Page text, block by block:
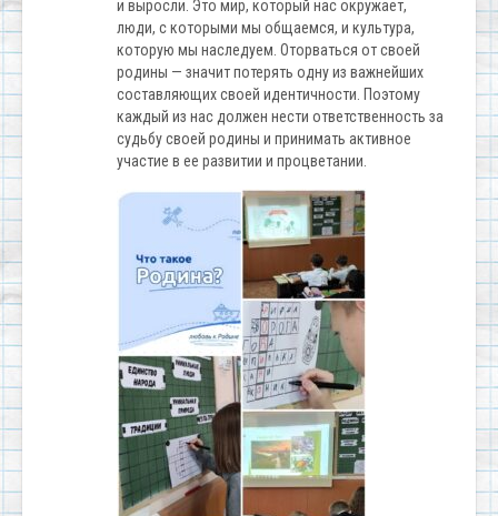
и выросли. Это мир, который нас окружает,
люди, с которыми мы общаемся, и культура,
которую мы наследуем. Оторваться от своей
родины — значит потерять одну из важнейших
составляющих своей идентичности. Поэтому
каждый из нас должен нести ответственность за
судьбу своей родины и принимать активное
участие в ее развитии и процветании.